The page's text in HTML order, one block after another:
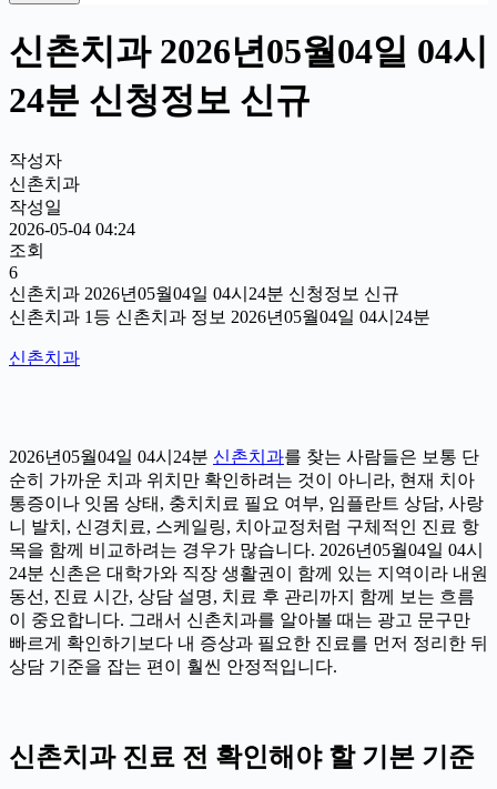
신촌치과 2026년05월04일 04시
24분 신청정보 신규
작성자
신촌치과
작성일
2026-05-04 04:24
조회
6
신촌치과 2026년05월04일 04시24분 신청정보 신규
신촌치과 1등 신촌치과 정보 2026년05월04일 04시24분
신촌치과
2026년05월04일 04시24분 신촌치과를 찾는 사람들은 보통 단
순히 가까운 치과 위치만 확인하려는 것이 아니라, 현재 치아
통증이나 잇몸 상태, 충치치료 필요 여부, 임플란트 상담, 사랑
니 발치, 신경치료, 스케일링, 치아교정처럼 구체적인 진료 항
목을 함께 비교하려는 경우가 많습니다. 2026년05월04일 04시
24분 신촌은 대학가와 직장 생활권이 함께 있는 지역이라 내원
동선, 진료 시간, 상담 설명, 치료 후 관리까지 함께 보는 흐름
이 중요합니다. 그래서 신촌치과를 알아볼 때는 광고 문구만
빠르게 확인하기보다 내 증상과 필요한 진료를 먼저 정리한 뒤
상담 기준을 잡는 편이 훨씬 안정적입니다.
신촌치과 진료 전 확인해야 할 기본 기준